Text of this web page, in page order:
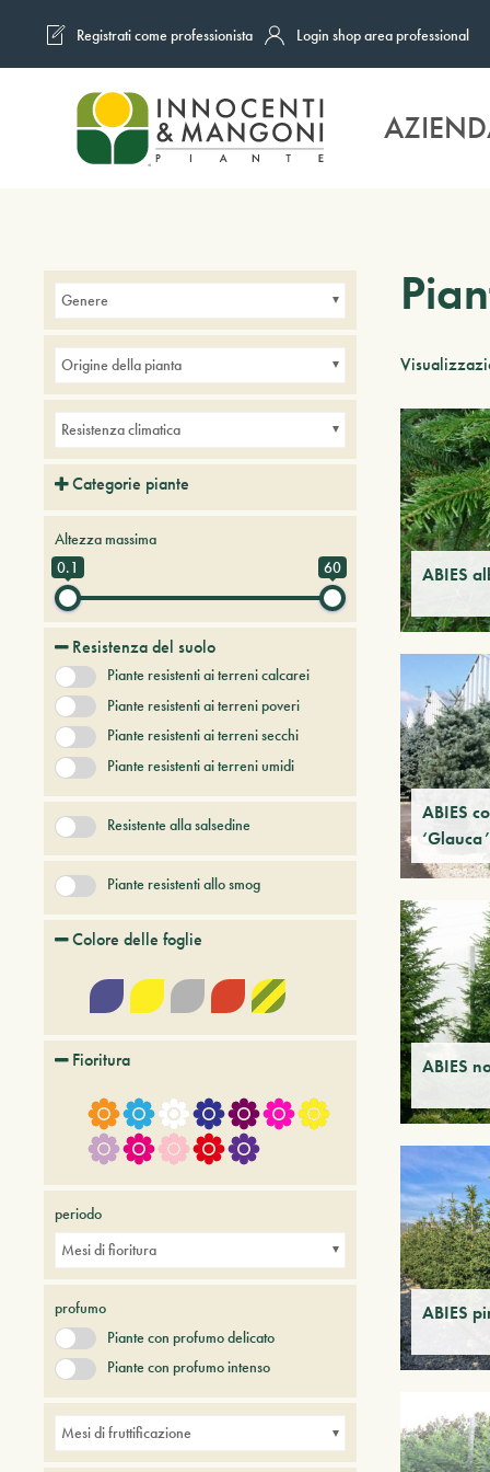
Skip to main content
Registrati come professionista Login shop area professional
ABIES
ABIES
‘Glauca’
ABIES
ABIES
Genere
Origine della pianta
Resistenza climatica
Categorie piante
Alberi e arbusti a foglia caduca
Alberi e arbusti persistenti
Alberi e piante del futuro
Conifere
+ Show More
Altezza massima
0.1
60
Resistenza del suolo
Piante resistenti ai terreni calcarei
Piante resistenti ai terreni poveri
Piante resistenti ai terreni secchi
Piante resistenti ai terreni umidi
Resistente alla salsedine
Piante resistenti allo smog
Colore delle foglie
Fioritura
periodo
Mesi di fioritura
profumo
Piante con profumo delicato
Piante con profumo intenso
Mesi di fruttificazione